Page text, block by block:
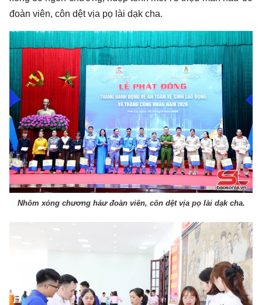
đoàn viên, côn dệt vịa pọ lài dạk cha.
Nhôm xỏng chương hảư đoàn viên, côn dệt vịa pọ lài dạk cha.